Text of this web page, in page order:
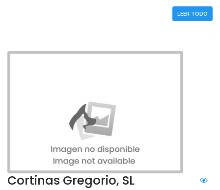
LEER TODO
Cortinas Gregorio, SL